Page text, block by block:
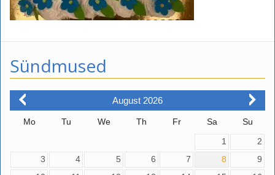
Sündmused
August 2026
Mo Tu We Th Fr Sa Su
1
2
3
4 5 6 7 8
9